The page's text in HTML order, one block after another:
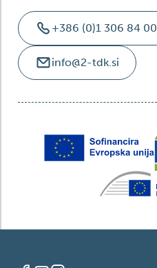
+386 (0)1 306 84 00
info@2-tdk.si